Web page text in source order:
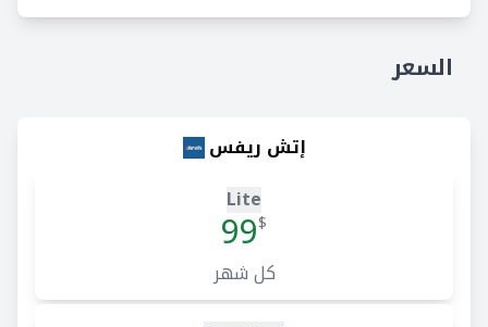
السعر
إتش ريفس
Lite
$
99
كل شهر